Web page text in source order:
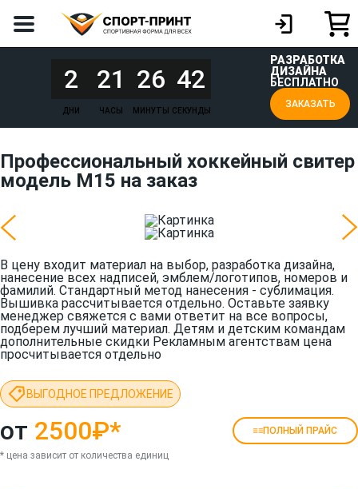
2
ДНИ
21
ЧАСЫ
26
МИНУТЫ
42
СЕКУНДЫ
РАЗРАБОТКА
ДИЗАЙНА
БЕСПЛАТНО
ЗАКАЗАТЬ
Профессиональный хоккейный свитер
модель М15 на заказ
В цену входит материал на выбор, разработка дизайна,
нанесение всех надписей, эмблем/логотипов, номеров и
фамилий. Стандартный метод нанесения - сублимация.
Вышивка рассчитывается отдельно. Оставьте заявку
менеджер свяжется с вами ответит на все вопросы,
подберем лучший материал. Детям и детским командам
дополнительные скидки Рекламным агентствам цена
просчитывается отдельно
ВЫГОДНОЕ ПРЕДЛОЖЕНИЕ
от 2500₽* ПОЛНЫЙ ПРАЙС
* цена зависит от количества единиц